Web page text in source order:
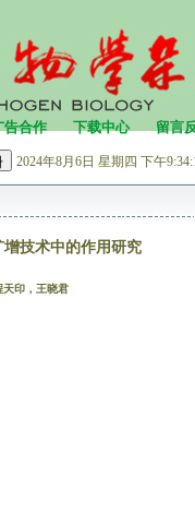
告合作 下载中心 留言
2024年8月6日 星期四 下午
技术中的作用研究
天印，王晓君